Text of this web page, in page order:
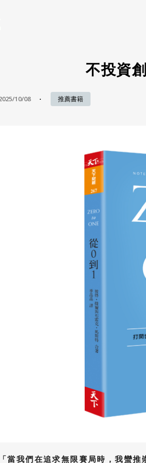
不投資
10/08 推薦書籍
「當我們在追求無限賽局時，我蠻